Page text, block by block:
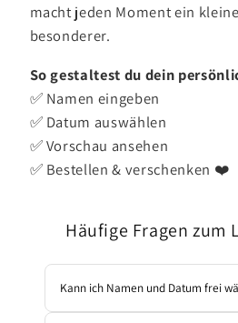
macht jeden Moment ein
besonderer.
So gestaltest du dein
✅ Namen eingeben
✅ Datum auswählen
✅ Vorschau ansehen
✅ Bestellen & verschenken ❤️
Häufige Fragen zum
Kann ich Namen und Datum frei